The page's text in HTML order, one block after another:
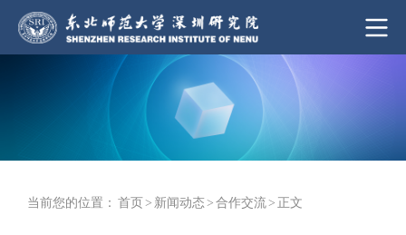
当前您的位置： 首页> 新闻动态> 合作交流> 正文